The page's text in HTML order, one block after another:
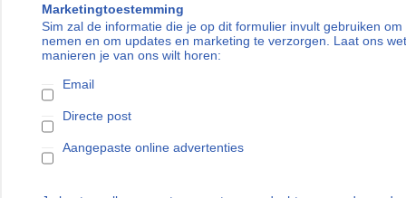
Marketingtoestemming
Sim zal de informatie die je op dit formulier invult gebruiken
nemen en om updates en marketing te verzorgen. Laat ons
manieren je van ons wilt horen:
Email
Directe post
Aangepaste online advertenties